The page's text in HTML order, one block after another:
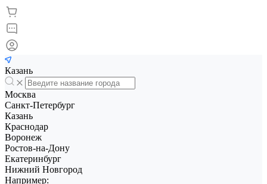
Казань
Москва
Санкт-Петербург
Казань
Краснодар
Воронеж
Ростов-на-Дону
Екатеринбург
Нижний Новгород
Например: